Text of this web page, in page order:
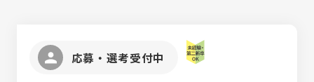
応募・選考受付中